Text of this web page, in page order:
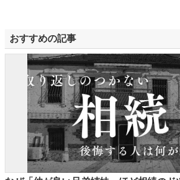
おすすめの記事